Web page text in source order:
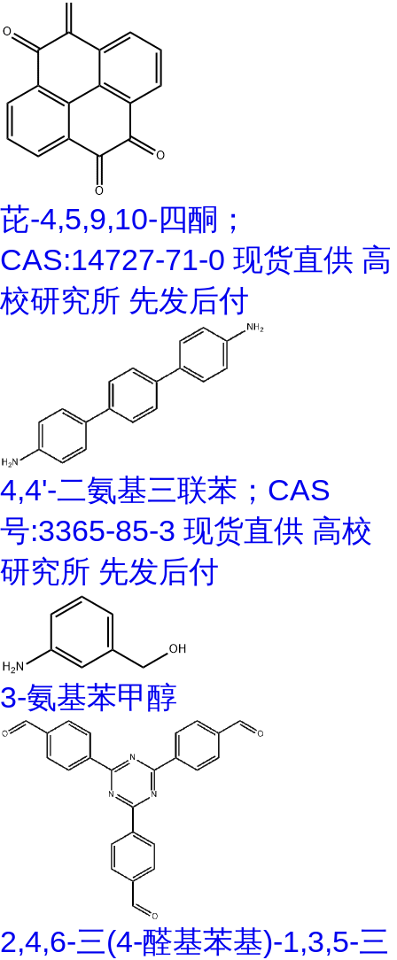
芘-4,5,9,10-四酮；
CAS:14727-71-0 现货直供 高
校研究所 先发后付
4,4'-二氨基三联苯；CAS
号:3365-85-3 现货直供 高校
研究所 先发后付
3-氨基苯甲醇
2,4,6-三(4-醛基苯基)-1,3,5-三